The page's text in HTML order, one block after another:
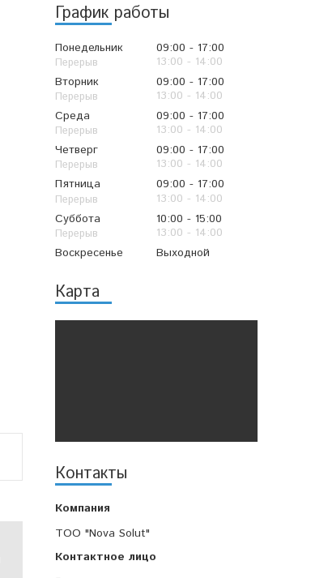
График работы
Понедельник 09:00
17:00
13:00
14:00
Вторник
09:00
17:00
13:00
14:00
Среда
09:00
17:00
13:00
14:00
Четверг
09:00
17:00
13:00
14:00
Пятница
09:00
17:00
13:00
14:00
Суббота
10:00
15:00
13:00
14:00
Воскресенье
Выходной
Карта
Контакты
TOO "Nova Solut"